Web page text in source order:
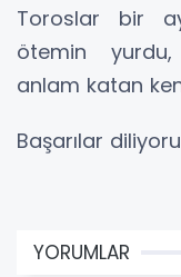
Toroslar bir
ötemin
anlam katan
Başarılar
YORUMLAR